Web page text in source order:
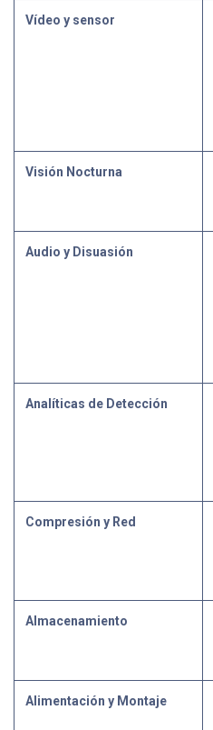
Vídeo y sensor
Visión Nocturna
Audio y Disuasión
Analíticas de Detección
Compresión y Red
Almacenamiento
Alimentación y Montaje